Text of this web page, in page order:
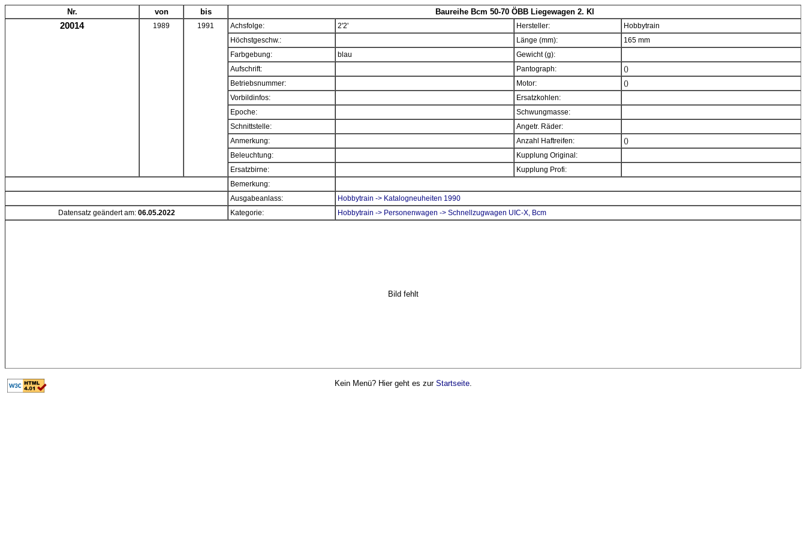
Nr. von bis Baureihe Bcm 50-70 ÖBB Liegewagen 2. Kl
20014 1989 1991 Achsfolge: 2'2' Hersteller:
Hobbytrain
Höchstgeschw.:
Länge (mm):
165 mm
Farbgebung:
blau
Gewicht (g):
Aufschrift:
Pantograph:
()
Betriebsnummer:
Motor:
()
Vorbildinfos:
Ersatzkohlen:
Epoche:
Schwungmasse:
Schnittstelle:
Angetr. Räder:
Anmerkung:
Anzahl Haftreifen:
()
Beleuchtung:
Kupplung Original:
Ersatzbirne:
Kupplung Profi:
Bemerkung:
Ausgabeanlass:
Hobbytrain -> Katalogneuheiten 1990
Datensatz geändert am: 06.05.2022 Kategorie: Hobbytrain -> Personenwagen -> Schnellzugwagen UIC-X, Bcm
Bild fehlt
Kein Menü? Hier geht es zur Startseite.